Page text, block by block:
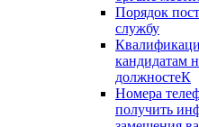
Порядок
службу
кандидатам
должностеК
Номера
получить